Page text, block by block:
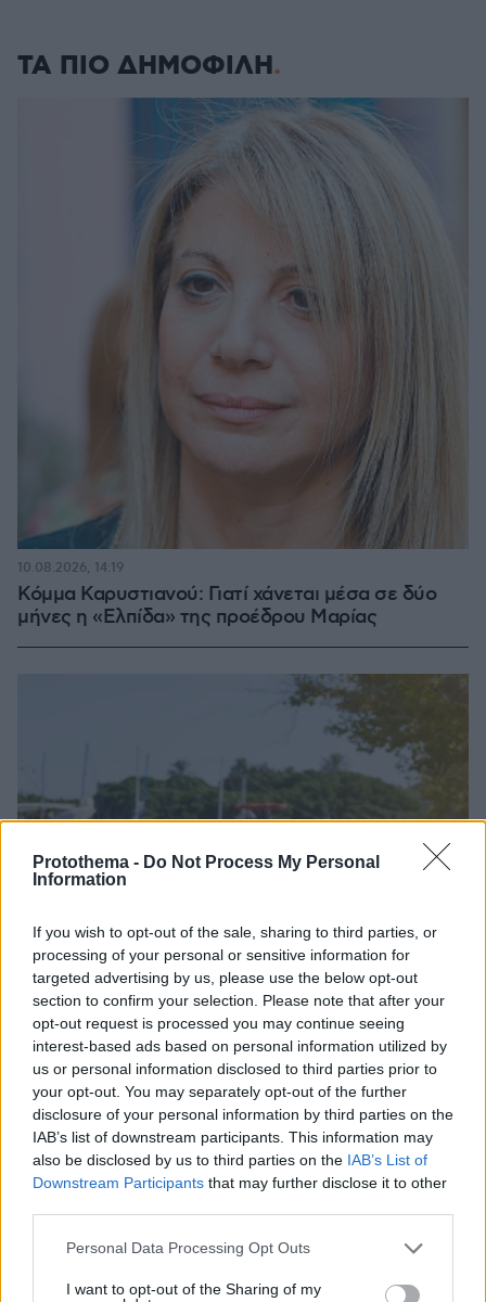
Protothema - Do Not Process My Personal
Information
If you wish to opt-out of the sale, sharing to third parties, or
processing of your personal or sensitive information for
targeted advertising by us, please use the below opt-out
section to confirm your selection. Please note that after your
opt-out request is processed you may continue seeing
interest-based ads based on personal information utilized by
us or personal information disclosed to third parties prior to
your opt-out. You may separately opt-out of the further
disclosure of your personal information by third parties on the
IAB’s list of downstream participants. This information may
also be disclosed by us to third parties on the IAB’s List of
Downstream Participants that may further disclose it to other
Please note that this website/app uses one or more Google
not limited to your visit or usage behaviour. You may click to
Personal Data Processing Opt Outs
I want to opt-out of the Sharing of my
ΤΑ ΠΙΟ ΔΗΜΟΦΙΛΗ
Κόμμα Καρυστιανού: Γιατί χάνεται μέσα σε δύο
μήνες η «Ελπίδα» της προέδρου Μαρίας
10.08.2026, 14:19
Forbes: Οι καλύτεροι προορισμοί στον κόσμο για
να ζήσεις μετά την σύνταξη, ανάμεσά τους και
τέσσερις πόλεις της Ελλάδας
10.08.2026, 11:37